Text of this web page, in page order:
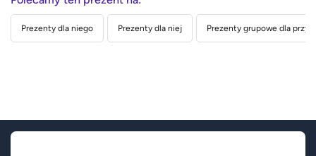
Prezenty dla niego Prezenty dla niej Prezenty grupowe dla